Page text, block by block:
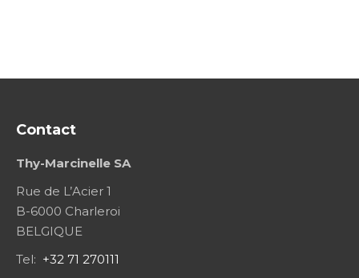
Contact
Thy-Marcinelle SA
Rue de L’Acier 1
B-6000 Charleroi
BELGIQUE
Tel: +32 71 270111